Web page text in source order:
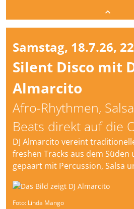
Samstag, 18.7.26,
Silent Disco mit
Almarcito
Afro-Rhythmen,
Beats direkt auf die
DJ Almarcito vereint
freshen Tracks aus dem Süden
gepaart mit Percussion, Salsa
Foto: Linda Mango